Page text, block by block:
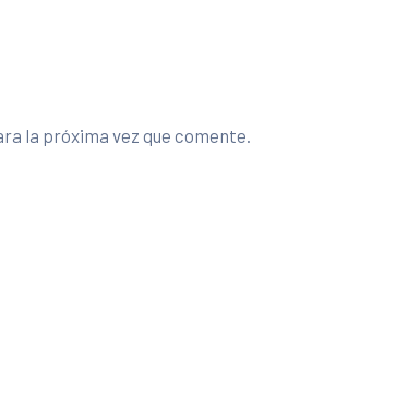
la próxima vez que comente.